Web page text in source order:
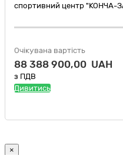
спортивний центр "КОНЧА-
Очікувана вартість
88 388 900,00 UAH
з ПДВ
Дивитись
×